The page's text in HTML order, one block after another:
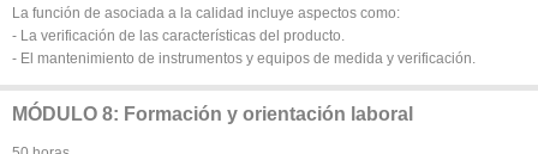
La función de asociada a la calidad incluye aspectos como:
- La verificación de las características del producto.
- El mantenimiento de instrumentos y equipos de medida y verificación.
MÓDULO 8: Formación y orientación laboral